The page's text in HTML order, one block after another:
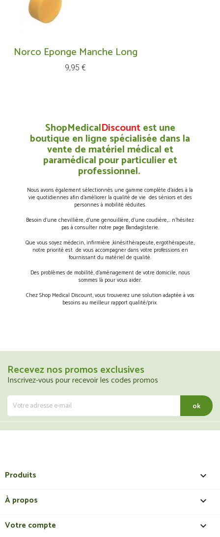
Norco Eponge Manche Long
Prix
9,95 €
ShopMedicalDiscountest une
boutique en ligne spécialisée dans la
vente de matériel médical et
paramédical pour particulier et
professionnel.
Nous avons également sélectionnés une gamme complète d’aides à la
vie quotidiennes afin d’améliorer la qualité de vie des séniors et des
personnes à mobilité réduites.
Besoin d’une chevillière, d’une genouillère, d’une coudière,… n’hésitez
pas à consulter notre page Bandagisterie.
Que vous soyez médecin, infirmière ,kinésithérapeute, ergothérapeute,
notre priorité est de vous accompagner dans votre professions en
fournissant du matériel de qualité.
Des problèmes de mobilité, d’aménagement de votre domicile, nous
sommes là pour vous aider.
Chez Shop Medical Discount, vous trouverez une solution adaptée à vos
besoins au meilleur rapport qualité/prix.
Recevez nos promos exclusives
Inscrivez-vous pour recevoir les codes promos
Produits 
À propos 
Votre compte 